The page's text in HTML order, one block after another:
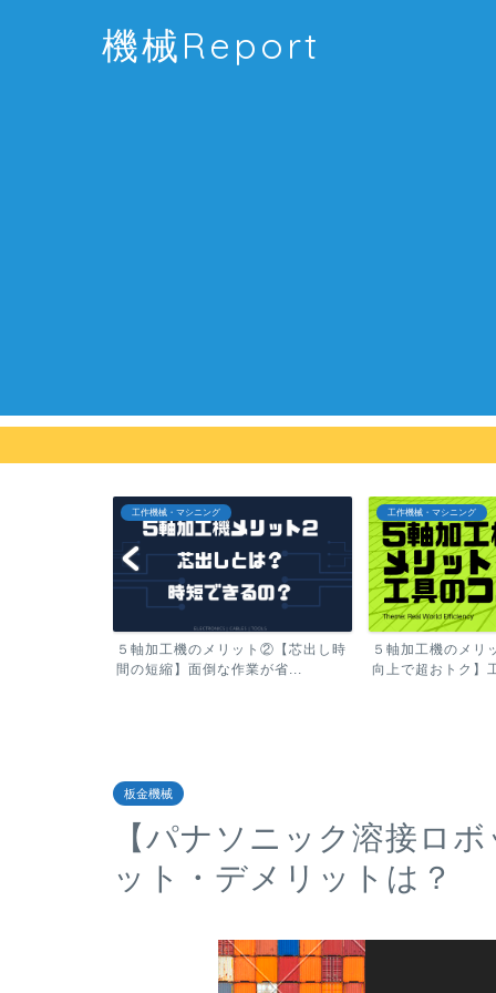
機械Report
工作機械・マシニング
５軸加工機のメリット①【工具寿命
向上で超おトク】工具突き...
工作機械・マシニング
5軸加工機のメリ
当の意味で人手不
板金機械
【パナソニック溶接ロ
ット・デメリットは？